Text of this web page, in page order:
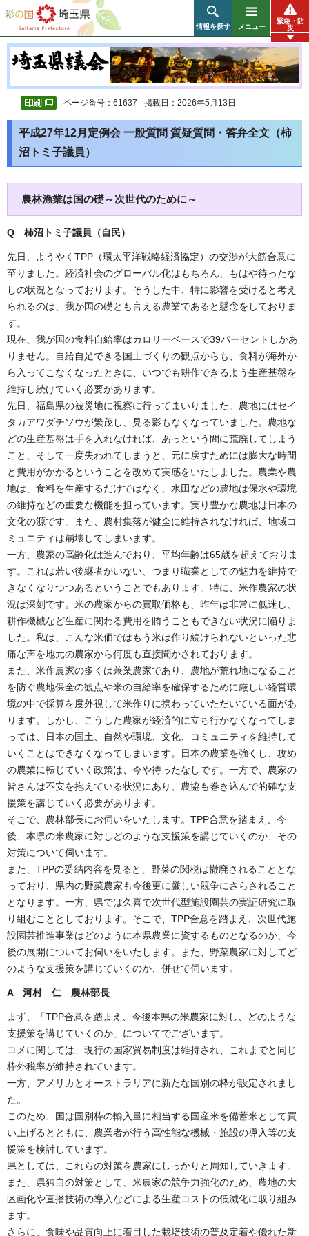
彩の国 埼玉県
情報を探す メニュー
緊急・防
災
ページ番号：61637 掲載日：2026年5月13日
平成27年12月定例会 一般質問 質疑質問・答弁全文（柿
沼トミ子議員）
農林漁業は国の礎～次世代のために～
Q 柿沼トミ子議員（自民）
先日、ようやくTPP（環太平洋戦略経済協定）の交渉が大筋合意に
至りました。経済社会のグローバル化はもちろん、もはや待ったな
しの状況となっております。そうした中、特に影響を受けると考え
られるのは、我が国の礎とも言える農業であると懸念をしておりま
す。
現在、我が国の食料自給率はカロリーベースで39パーセントしかあ
りません。自給自足できる国土づくりの観点からも、食料が海外か
ら入ってこなくなったときに、いつでも耕作できるよう生産基盤を
維持し続けていく必要があります。
先日、福島県の被災地に視察に行ってまいりました。農地にはセイ
タカアワダチソウが繁茂し、見る影もなくなっていました。農地な
どの生産基盤は手を入れなければ、あっという間に荒廃してしまう
こと、そして一度失われてしまうと、元に戻すためには膨大な時間
と費用がかかるということを改めて実感をいたしました。農業や農
地は、食料を生産するだけではなく、水田などの農地は保水や環境
の維持などの重要な機能を担っています。実り豊かな農地は日本の
文化の源です。また、農村集落が健全に維持されなければ、地域コ
ミュニティは崩壊してしまいます。
一方、農家の高齢化は進んでおり、平均年齢は65歳を超えておりま
す。これは若い後継者がいない、つまり職業としての魅力を維持で
きなくなりつつあるということでもあります。特に、米作農家の状
況は深刻です。米の農家からの買取価格も、昨年は非常に低迷し、
耕作機械など生産に関わる費用を賄うこともできない状況に陥りま
した。私は、こんな米価ではもう米は作り続けられないといった悲
痛な声を地元の農家から何度も直接聞かされております。
また、米作農家の多くは兼業農家であり、農地が荒れ地になること
を防ぐ農地保全の観点や米の自給率を確保するために厳しい経営環
境の中で採算を度外視して米作りに携わっていただいている面があ
ります。しかし、こうした農家が経済的に立ち行かなくなってしま
っては、日本の国土、自然や環境、文化、コミュニティを維持して
いくことはできなくなってしまいます。日本の農業を強くし、攻め
の農業に転じていく政策は、今や待ったなしです。一方で、農家の
皆さんは不安を抱えている状況にあり、農協も巻き込んで的確な支
援策を講じていく必要があります。
そこで、農林部長にお伺いをいたします。TPP合意を踏まえ、今
後、本県の米農家に対しどのような支援策を講じていくのか、その
対策について伺います。
また、TPPの妥結内容を見ると、野菜の関税は撤廃されることとな
っており、県内の野菜農家も今後更に厳しい競争にさらされること
となります。一方、県では久喜で次世代型施設園芸の実証研究に取
り組むこととしております。そこで、TPP合意を踏まえ、次世代施
設園芸推進事業はどのように本県農業に資するものとなるのか、今
後の展開についてお伺いをいたします。また、野菜農家に対してど
のような支援策を講じていくのか、併せて伺います。
A 河村 仁 農林部長
まず、「TPP合意を踏まえ、今後本県の米農家に対し、どのような
支援策を講じていくのか」についてでございます。
コメに関しては、現行の国家貿易制度は維持され、これまでと同じ
枠外税率が維持されています。
一方、アメリカとオーストラリアに新たな国別の枠が設定されまし
た。
このため、国は国別枠の輸入量に相当する国産米を備蓄米として買
い上げるとともに、農業者が行う高性能な機械・施設の導入等の支
援策を検討しています。
県としては、これらの対策を農家にしっかりと周知していきます。
また、県独自の対策として、米農家の競争力強化のため、農地の大
区画化や直播技術の導入などによる生産コストの低減化に取り組み
ます。
さらに、食味や品質向上に着目した栽培技術の普及定着や優れた新